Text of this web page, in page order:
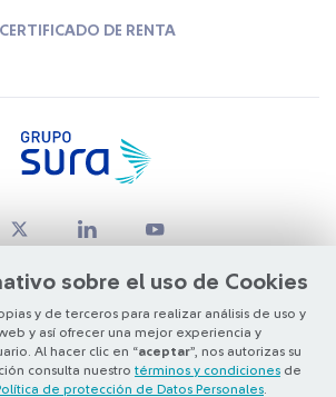
sobre el uso de Cookies
y de terceros para realizar análisis de uso y
y así ofrecer una mejor experiencia y
Al hacer clic en “aceptar”, nos autorizas su
consulta nuestro términos y condiciones de
de protección de Datos Personales
CERTIFICADO DE RENTA
Grupo SURA 2026